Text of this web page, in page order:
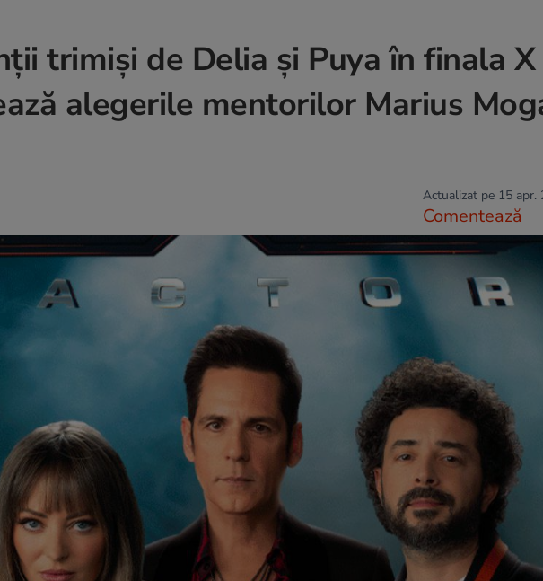
trimiși de Delia și Puya în finala X
alegerile mentorilor Marius
Actualizat pe 15 apr.
Comentează